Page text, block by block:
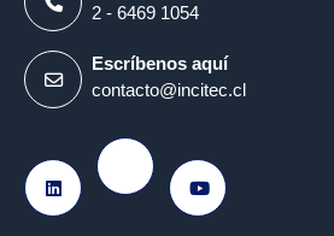
2 - 6469 1054
Escríbenos aquí
contacto@incitec.cl
Ir a LinkedIn
Ir a Instagram
Ir a Youtube